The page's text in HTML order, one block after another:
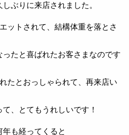
ぶりに来店されました。
ットされて、結構体重を落とさ
たと喜ばれたお客さまなのです
たとおっしゃられて、再来店い
、とてもうれしいです！
も経ってくると